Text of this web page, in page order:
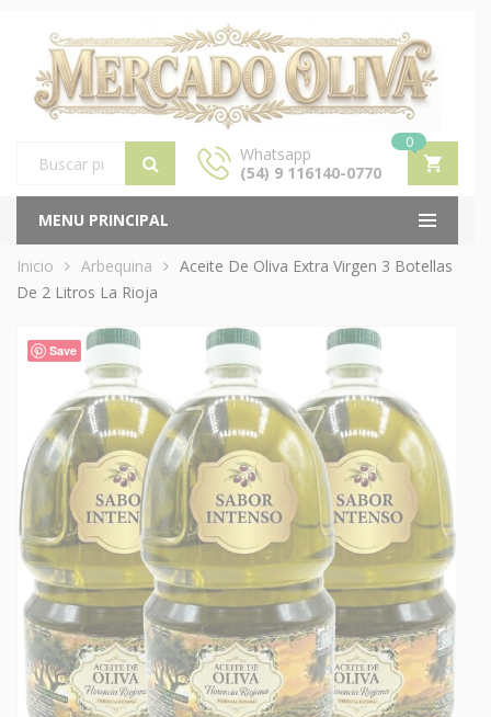
Products
search
Whatsapp
(54) 9 116140-0770
0
MENU PRINCIPAL
Inicio Arbequina
Aceite De Oliva Extra Virgen 3 Botellas
De 2 Litros La Rioja
Save